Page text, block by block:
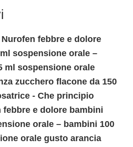
febbre e dolore
sospensione orale –
ml sospensione orale
zucchero flacone da 150
- Che principio
e dolore bambini
orale – bambini 100
orale gusto arancia